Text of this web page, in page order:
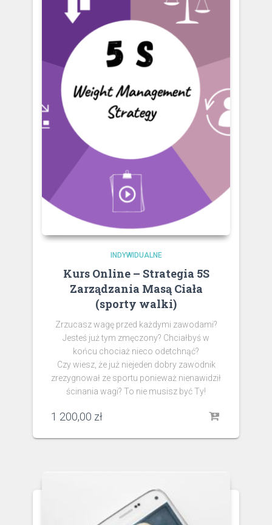
INDYWIDUALNE
Kurs Online – Strategia 5S
Zarządzania Masą Ciała
(sporty walki)
Zrzucasz wagę przed każdymi zawodami?
Jesteś już tym zmęczony? Chciałbyś w
końcu chociaż nieco odetchnąć?
Czy wiesz, że już niejeden dobry zawodnik
zrezygnował ze sportu ponieważ nienawidził
ścinania wagi? To nie musisz być Ty!
1 200,00 zł